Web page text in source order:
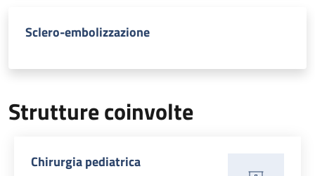
Sclero-embolizzazione
Strutture coinvolte
Chirurgia pediatrica